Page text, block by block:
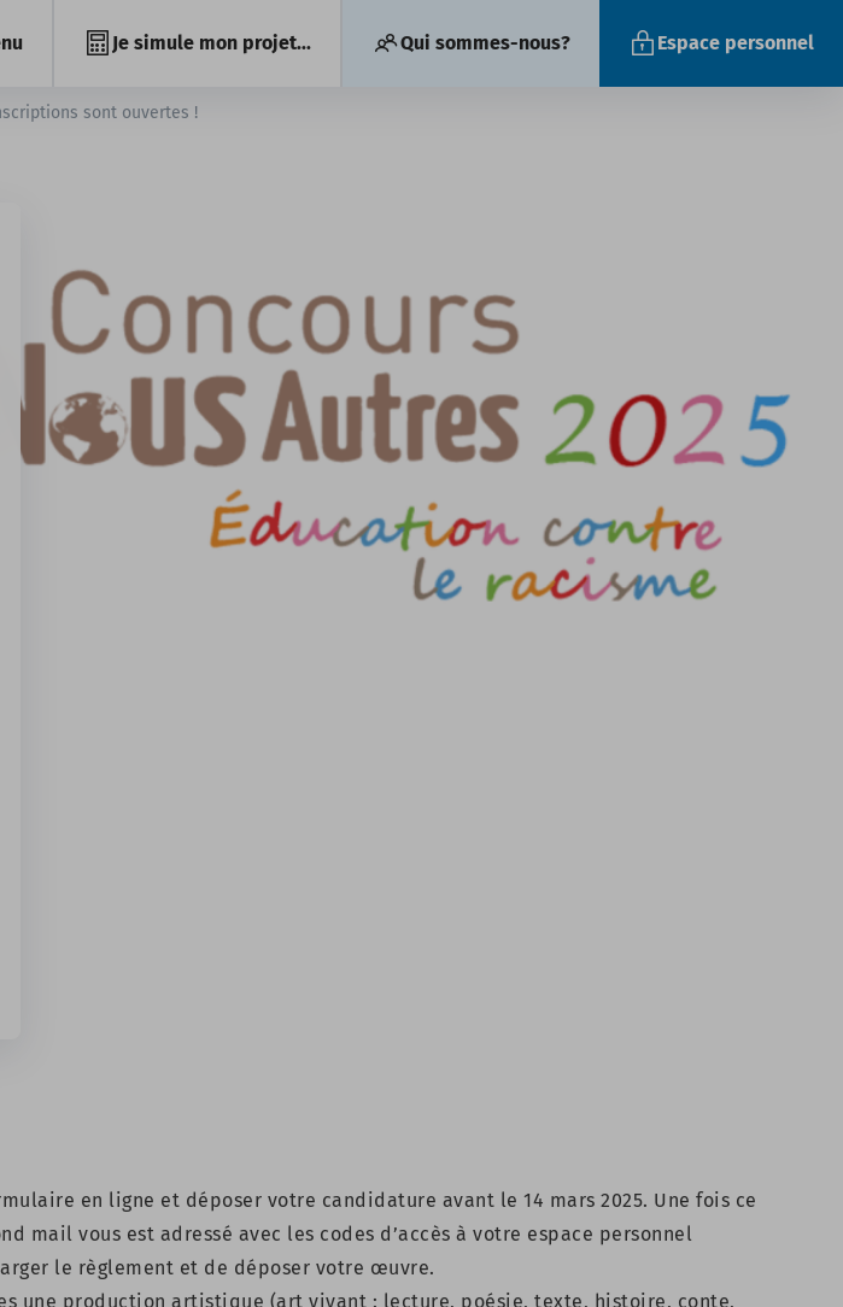
Je simule mon projet... Qui sommes-nous? Espace personnel
sont ouvertes !
en ligne et déposer votre candidature avant le 14 mars 2025. Une fois ce
vous est adressé avec les codes d’accès à votre espace personnel
le règlement et de déposer votre œuvre.
une production artistique (art vivant : lecture, poésie, texte, histoire, conte,